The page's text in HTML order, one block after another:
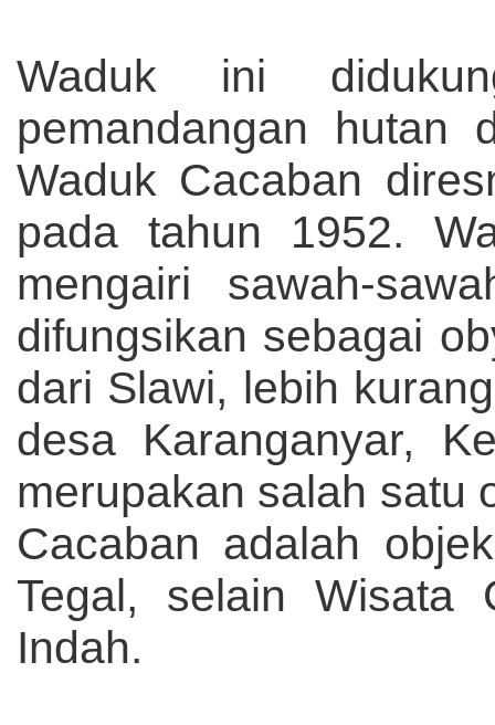
Waduk ini
pemandangan hutan
Waduk Cacaban
pada tahun 1952.
mengairi sawah-
difungsikan sebagai
dari Slawi, lebih
desa Karanganyar,
merupakan salah satu
Cacaban adalah
Tegal, selain Wisata
Indah.